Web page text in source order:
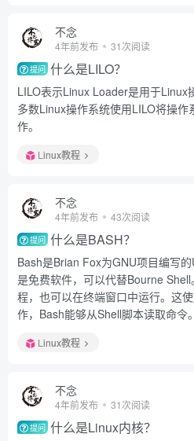
不念
4年前发布 31次阅读
提问 什么是LILO？
LILO表示Linux Loader是用于Linux
多数Linux操作系统使用LILO将操
作。
Linux教程
不念
4年前发布 43次阅读
提问 什么是BASH？
Bash是Brian Fox为GNU项目编写
是免费软件，可以代替Bourne
程，也可以在终端窗口中运行。这
作，Bash能够从Shell脚本读取命令。
Linux教程
不念
4年前发布 31次阅读
提问 什么是Linux内核？